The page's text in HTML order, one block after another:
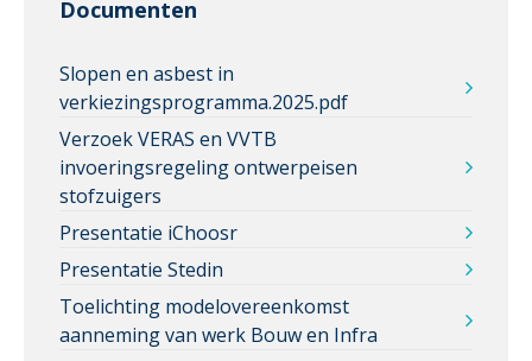
Documenten
Slopen en asbest in
verkiezingsprogramma.2025.pdf
Verzoek VERAS en VVTB
invoeringsregeling ontwerpeisen
stofzuigers
Presentatie iChoosr
Presentatie Stedin
Toelichting modelovereenkomst
aanneming van werk Bouw en Infra